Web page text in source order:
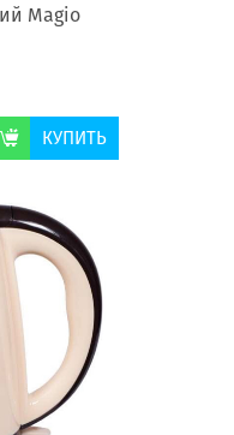
Magio
КУПИТЬ